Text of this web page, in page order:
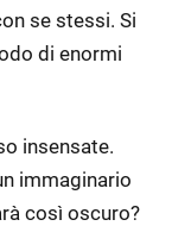
se stessi. Si
di enormi
insensate.
immaginario
così oscuro?